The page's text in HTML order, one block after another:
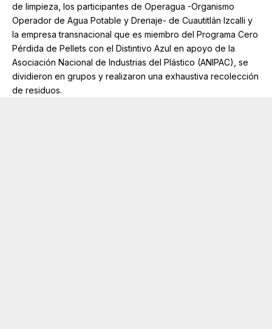
de limpieza, los participantes de Operagua -Organismo
Operador de Agua Potable y Drenaje- de Cuautitlán Izcalli y
la empresa transnacional que es miembro del Programa Cero
Pérdida de Pellets con el Distintivo Azul en apoyo de la
Asociación Nacional de Industrias del Plástico (ANIPAC), se
dividieron en grupos y realizaron una exhaustiva recolección
de residuos.